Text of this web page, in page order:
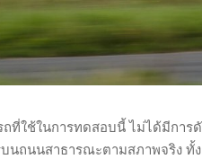
ที่ใช้ในการทดสอบนี้ ไม่ได้มีการดั
บนถนนสาธารณะตามสภาพจริง ทั้